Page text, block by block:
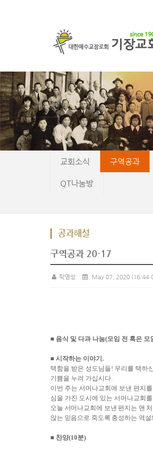
교회소식 구역공과
QT나눔방
공과해설
구역공과 20-17
탁영성 May 07, 2020
■ 음식 및 다과 나눔(모임 전 혹은 모
■ 시작하는 이야기 .
택함을 받은 성도님들! 우리를 택하
기쁨을 누려 가십시다.
이번 주는 서머나교회에 보낸 편지
심을 가진 도시에 있는 서머나교회
오늘 서머나교회에 보낸 편지는 맨
않는 믿음으로 죽도록 충성하는 역
■ 찬양(10분)